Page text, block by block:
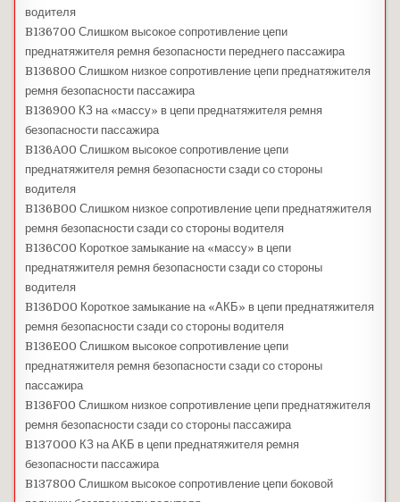
водителя
B136700 Слишком высокое сопротивление цепи
преднатяжителя ремня безопасности переднего пассажира
B136800 Слишком низкое сопротивление цепи преднатяжителя
ремня безопасности пассажира
B136900 КЗ на «массу» в цепи преднатяжителя ремня
безопасности пассажира
B136A00 Слишком высокое сопротивление цепи
преднатяжителя ремня безопасности сзади со стороны
водителя
B136B00 Слишком низкое сопротивление цепи преднатяжителя
ремня безопасности сзади со стороны водителя
B136C00 Короткое замыкание на «массу» в цепи
преднатяжителя ремня безопасности сзади со стороны
водителя
B136D00 Короткое замыкание на «АКБ» в цепи преднатяжителя
ремня безопасности сзади со стороны водителя
B136E00 Слишком высокое сопротивление цепи
преднатяжителя ремня безопасности сзади со стороны
пассажира
B136F00 Слишком низкое сопротивление цепи преднатяжителя
ремня безопасности сзади со стороны пассажира
B137000 КЗ на АКБ в цепи преднатяжителя ремня
безопасности пассажира
B137800 Слишком высокое сопротивление цепи боковой